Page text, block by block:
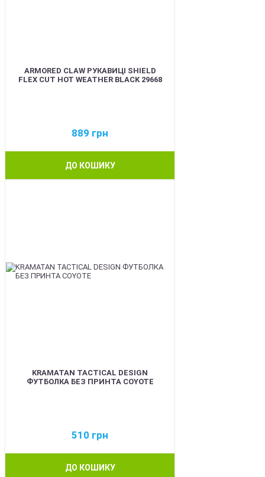
ARMORED CLAW РУКАВИЦІ SHIELD
FLEX CUT HOT WEATHER BLACK 29668
889 грн
ДО КОШИКУ
KRAMATAN TACTICAL DESIGN
ФУТБОЛКА БЕЗ ПРИНТА COYOTE
510 грн
ДО КОШИКУ